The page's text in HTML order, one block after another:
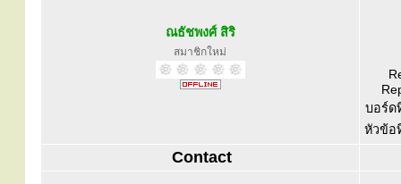
ณธัชพงศ์ สิริ
สมาชิกใหม่
บอร์ด
หัวข้อ
Contact